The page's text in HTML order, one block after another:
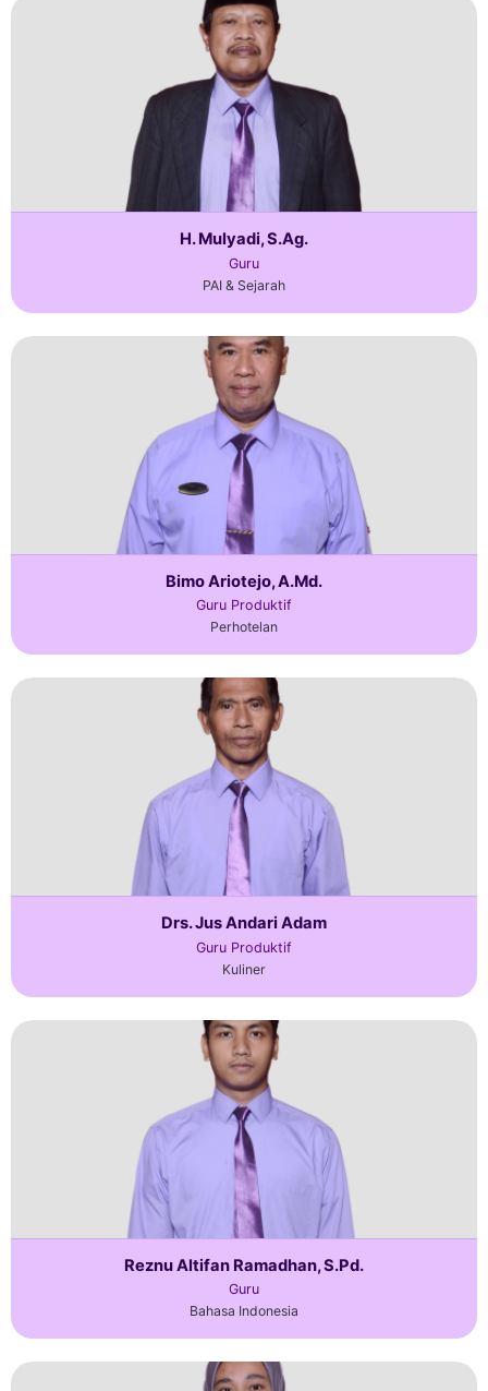
H. Mulyadi, S.Ag.
Guru
PAI & Sejarah
Bimo Ariotejo, A.Md.
Guru Produktif
Perhotelan
Drs. Jus Andari Adam
Guru Produktif
Kuliner
Reznu Altifan Ramadhan, S.Pd.
Guru
Bahasa Indonesia